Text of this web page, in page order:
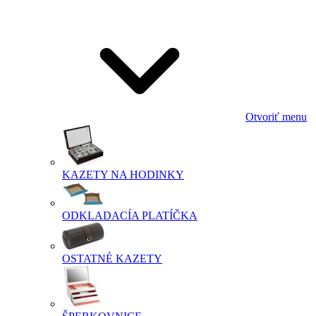
Otvoriť menu
KAZETY NA HODINKY
ODKLADACÍA PLATÍČKA
OSTATNÉ KAZETY